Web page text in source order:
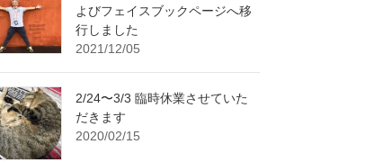
よびフェイスブックページへ移
行しました
2021/12/05
2/24〜3/3 臨時休業させていた
だきます
2020/02/15